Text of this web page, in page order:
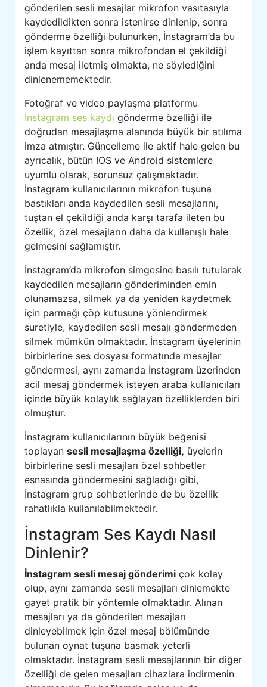
gönderilen sesli mesajlar mikrofon vasıtasıyla
kaydedildikten sonra istenirse dinlenip, sonra
gönderme özelliği bulunurken, İnstagram’da bu
işlem kayıttan sonra mikrofondan el çekildiği
anda mesaj iletmiş olmakta, ne söylediğini
dinlenememektedir.
Fotoğraf ve video paylaşma platformu
İnstagram ses kaydı gönderme özelliği ile
doğrudan mesajlaşma alanında büyük bir atılıma
imza atmıştır. Güncelleme ile aktif hale gelen bu
ayrıcalık, bütün IOS ve Android sistemlere
uyumlu olarak, sorunsuz çalışmaktadır.
İnstagram kullanıcılarının mikrofon tuşuna
bastıkları anda kaydedilen sesli mesajlarını,
tuştan el çekildiği anda karşı tarafa ileten bu
özellik, özel mesajların daha da kullanışlı hale
gelmesini sağlamıştır.
İnstagram’da mikrofon simgesine basılı tutularak
kaydedilen mesajların gönderiminden emin
olunamazsa, silmek ya da yeniden kaydetmek
için parmağı çöp kutusuna yönlendirmek
suretiyle, kaydedilen sesli mesajı göndermeden
silmek mümkün olmaktadır. İnstagram üyelerinin
birbirlerine ses dosyası formatında mesajlar
göndermesi, aynı zamanda İnstagram üzerinden
acil mesaj göndermek isteyen araba kullanıcıları
içinde büyük kolaylık sağlayan özelliklerden biri
olmuştur.
İnstagram kullanıcılarının büyük beğenisi
toplayansesli mesajlaşma özelliği, üyelerin
birbirlerine sesli mesajları özel sohbetler
esnasında göndermesini sağladığı gibi,
İnstagram grup sohbetlerinde de bu özellik
rahatlıkla kullanılabilmektedir.
İnstagram Ses Kaydı Nasıl
Dinlenir?
İnstagram sesli mesaj gönderimi çok kolay
olup, aynı zamanda sesli mesajları dinlemekte
gayet pratik bir yöntemle olmaktadır. Alınan
mesajları ya da gönderilen mesajları
dinleyebilmek için özel mesaj bölümünde
bulunan oynat tuşuna basmak yeterli
olmaktadır. İnstagram sesli mesajlarının bir diğer
özelliği de gelen mesajları cihazlara indirmenin